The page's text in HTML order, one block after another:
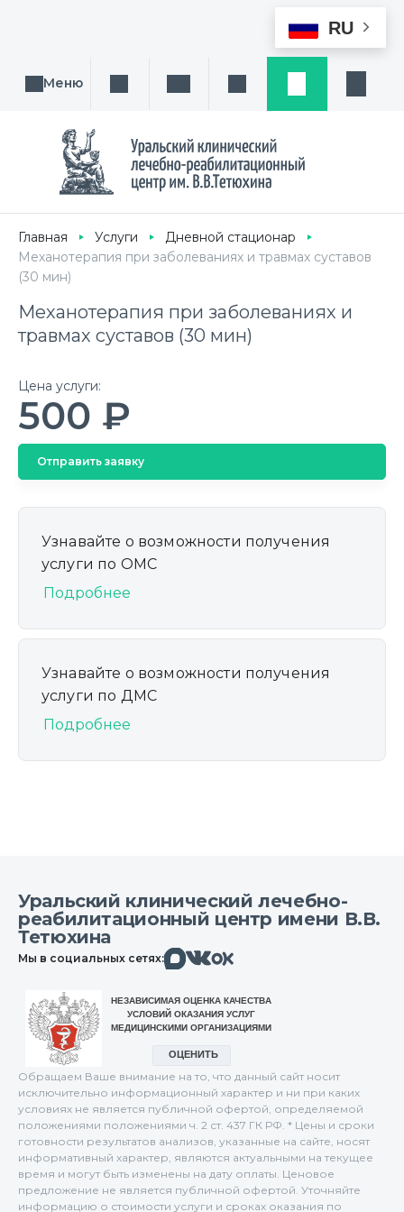
RU
Меню Поиск услуги, направления или врача
Написать намЗаказ звонка
Главная Услуги
Дневной стационар
Механотерапия при заболеваниях и травмах суставов
(30 мин)
Механотерапия при заболеваниях и
травмах суставов (30 мин)
Цена услуги:
500 ₽
Отправить заявку
Узнавайте о возможности получения
услуги по ОМС
Подробнее
Узнавайте о возможности получения
услуги по ДМС
Подробнее
Уральский клинический лечебно-
реабилитационный центр имени В.В.
Тетюхина
Мы в социальных сетях:МаксВконтактеОдноклассники
Обращаем Ваше внимание на то, что данный сайт носит
исключительно информационный характер и ни при каких
условиях не является публичной офертой, определяемой
положениями положениями ч. 2 ст. 437 ГК РФ. * Цены и сроки
готовности результатов анализов, указанные на сайте, носят
информативный характер, являются актуальными на текущее
время и могут быть изменены на дату оплаты. Ценовое
предложение не является публичной офертой. Уточняйте
информацию о стоимости услуги и сроках оказания по